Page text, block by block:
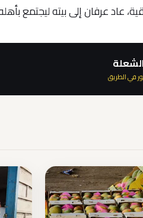
عاد عرفان إلى بيته ليجتمع بأهله
في الطريق